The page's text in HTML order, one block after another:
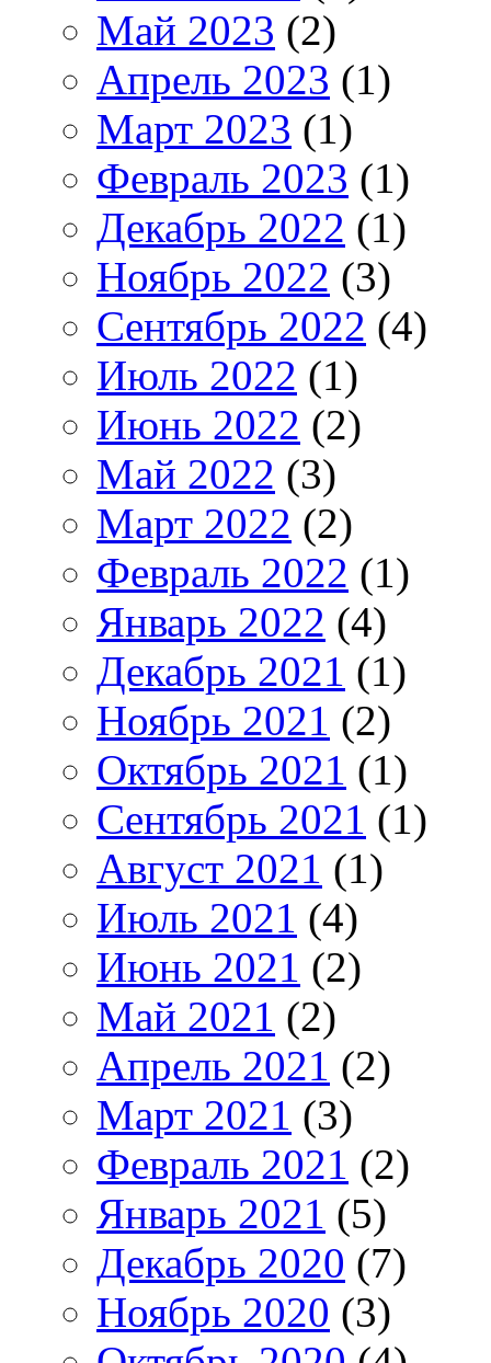
Май 2023 (2)
Апрель 2023 (1)
Март 2023 (1)
Февраль 2023 (1)
Декабрь 2022 (1)
Ноябрь 2022 (3)
Сентябрь 2022 (4)
Июль 2022 (1)
Июнь 2022 (2)
Май 2022 (3)
Март 2022 (2)
Февраль 2022 (1)
Январь 2022 (4)
Декабрь 2021 (1)
Ноябрь 2021 (2)
Октябрь 2021 (1)
Сентябрь 2021 (1)
Август 2021 (1)
Июль 2021 (4)
Июнь 2021 (2)
Май 2021 (2)
Апрель 2021 (2)
Март 2021 (3)
Февраль 2021 (2)
Январь 2021 (5)
Декабрь 2020 (7)
Ноябрь 2020 (3)